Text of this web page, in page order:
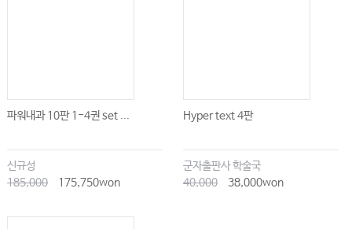
파워내과 10판 1-4권 set ...
신규성
185,000
175,750won
Hyper text 4판
군자출판사 학술국
40,000
38,000won